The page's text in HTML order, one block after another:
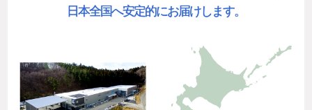
日本全国へ安定的にお届けします。